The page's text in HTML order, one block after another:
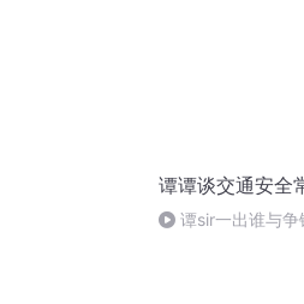
谭谭谈交通安全
谭sir一出谁与争